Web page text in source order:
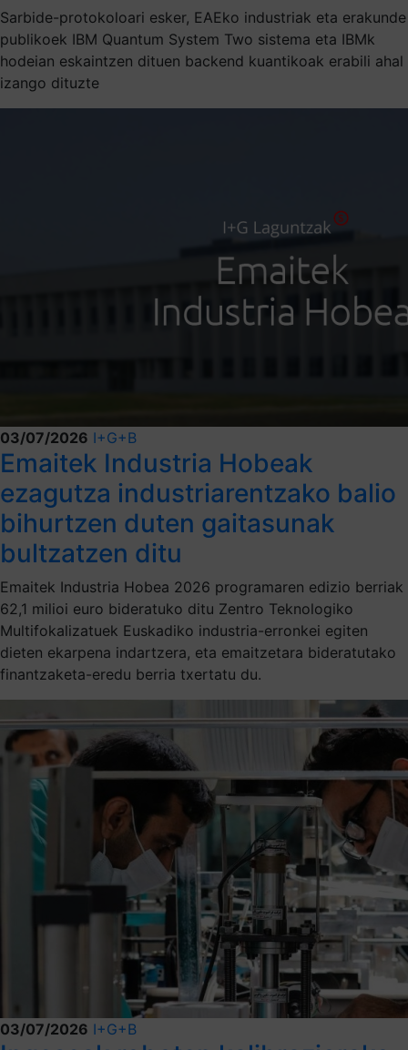
Sarbide-protokoloari esker, EAEko industriak eta erakunde
publikoek IBM Quantum System Two sistema eta IBMk
hodeian eskaintzen dituen backend kuantikoak erabili ahal
izango dituzte
03/07/2026 I+G+B
Emaitek Industria Hobeak
ezagutza industriarentzako balio
bihurtzen duten gaitasunak
bultzatzen ditu
Emaitek Industria Hobea 2026 programaren edizio berriak
62,1 milioi euro bideratuko ditu Zentro Teknologiko
Multifokalizatuek Euskadiko industria-erronkei egiten
dieten ekarpena indartzera, eta emaitzetara bideratutako
finantzaketa-eredu berria txertatu du.
03/07/2026 I+G+B